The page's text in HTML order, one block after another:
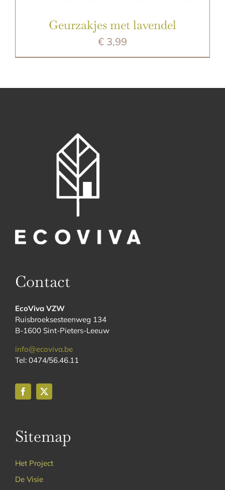
Geurzakjes met lavendel
€ 3,99
Contact
EcoViva VZW
Ruisbroeksesteenweg 134
B-1600 Sint-Pieters-Leeuw
info@ecoviva.be
Tel: 0474/56.46.11
Sitemap
Het Project
De Visie